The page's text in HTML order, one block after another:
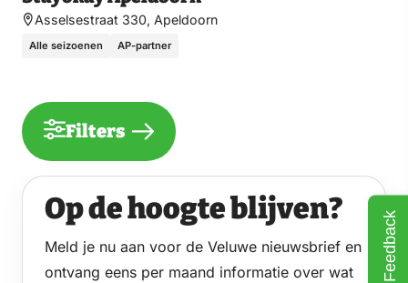
Asselsestraat 330, Apeldoorn
Alle seizoenen AP-partner
Filters
Op de hoogte blijven?
Meld je nu aan voor de Veluwe nieuwsbrief en
ontvang eens per maand informatie over wat
Feedback